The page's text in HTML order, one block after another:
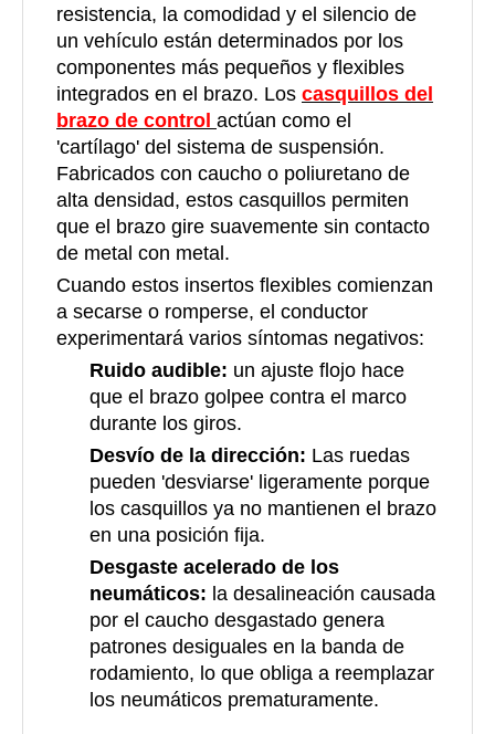
resistencia, la comodidad y el silencio de
un vehículo están determinados por los
componentes más pequeños y flexibles
integrados en el brazo. Los casquillos del
brazo de control actúan como el
'cartílago' del sistema de suspensión.
Fabricados con caucho o poliuretano de
alta densidad, estos casquillos permiten
que el brazo gire suavemente sin contacto
de metal con metal.
Cuando estos insertos flexibles comienzan
a secarse o romperse, el conductor
experimentará varios síntomas negativos:
Ruido audible: un ajuste flojo hace
que el brazo golpee contra el marco
durante los giros.
Desvío de la dirección: Las ruedas
pueden 'desviarse' ligeramente porque
los casquillos ya no mantienen el brazo
en una posición fija.
Desgaste acelerado de los
neumáticos: la desalineación causada
por el caucho desgastado genera
patrones desiguales en la banda de
rodamiento, lo que obliga a reemplazar
los neumáticos prematuramente.